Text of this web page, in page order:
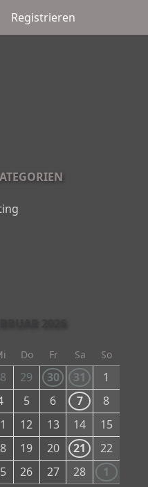
Registrieren
Do Fr Sa So
29 30 31
1
5 6 7
8
12 13 14
15
19 20 21
22
26 27 28 1